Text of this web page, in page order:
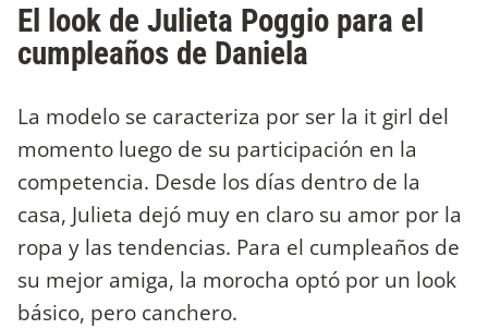
El look de Julieta Poggio para el
cumpleaños de Daniela
La modelo se caracteriza por ser la it girl del
momento luego de su participación en la
competencia. Desde los días dentro de la
casa, Julieta dejó muy en claro su amor por la
ropa y las tendencias. Para el cumpleaños de
su mejor amiga, la morocha optó por un look
básico, pero canchero.